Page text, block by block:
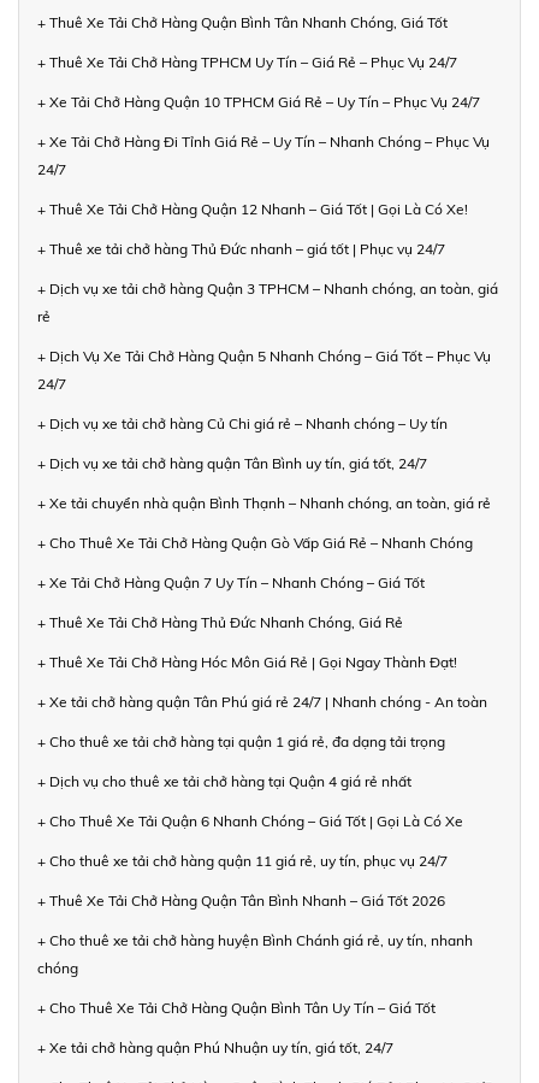
+ Thuê Xe Tải Chở Hàng Quận Bình Tân Nhanh Chóng, Giá Tốt
+ Thuê Xe Tải Chở Hàng TPHCM Uy Tín – Giá Rẻ – Phục Vụ 24/7
+ Xe Tải Chở Hàng Quận 10 TPHCM Giá Rẻ – Uy Tín – Phục Vụ 24/7
+ Xe Tải Chở Hàng Đi Tỉnh Giá Rẻ – Uy Tín – Nhanh Chóng – Phục Vụ
24/7
+ Thuê Xe Tải Chở Hàng Quận 12 Nhanh – Giá Tốt | Gọi Là Có Xe!
+ Thuê xe tải chở hàng Thủ Đức nhanh – giá tốt | Phục vụ 24/7
+ Dịch vụ xe tải chở hàng Quận 3 TPHCM – Nhanh chóng, an toàn, giá
rẻ
+ Dịch Vụ Xe Tải Chở Hàng Quận 5 Nhanh Chóng – Giá Tốt – Phục Vụ
24/7
+ Dịch vụ xe tải chở hàng Củ Chi giá rẻ – Nhanh chóng – Uy tín
+ Dịch vụ xe tải chở hàng quận Tân Bình uy tín, giá tốt, 24/7
+ Xe tải chuyển nhà quận Bình Thạnh – Nhanh chóng, an toàn, giá rẻ
+ Cho Thuê Xe Tải Chở Hàng Quận Gò Vấp Giá Rẻ – Nhanh Chóng
+ Xe Tải Chở Hàng Quận 7 Uy Tín – Nhanh Chóng – Giá Tốt
+ Thuê Xe Tải Chở Hàng Thủ Đức Nhanh Chóng, Giá Rẻ
+ Thuê Xe Tải Chở Hàng Hóc Môn Giá Rẻ | Gọi Ngay Thành Đạt!
+ Xe tải chở hàng quận Tân Phú giá rẻ 24/7 | Nhanh chóng - An toàn
+ Cho thuê xe tải chở hàng tại quận 1 giá rẻ, đa dạng tải trọng
+ Dịch vụ cho thuê xe tải chở hàng tại Quận 4 giá rẻ nhất
+ Cho Thuê Xe Tải Quận 6 Nhanh Chóng – Giá Tốt | Gọi Là Có Xe
+ Cho thuê xe tải chở hàng quận 11 giá rẻ, uy tín, phục vụ 24/7
+ Thuê Xe Tải Chở Hàng Quận Tân Bình Nhanh – Giá Tốt 2026
+ Cho thuê xe tải chở hàng huyện Bình Chánh giá rẻ, uy tín, nhanh
chóng
+ Cho Thuê Xe Tải Chở Hàng Quận Bình Tân Uy Tín – Giá Tốt
+ Xe tải chở hàng quận Phú Nhuận uy tín, giá tốt, 24/7